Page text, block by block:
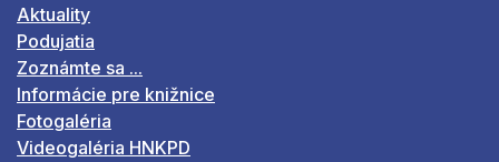
Aktuality
Podujatia
Zoznámte sa ...
Informácie pre knižnice
Fotogaléria
Videogaléria HNKPD